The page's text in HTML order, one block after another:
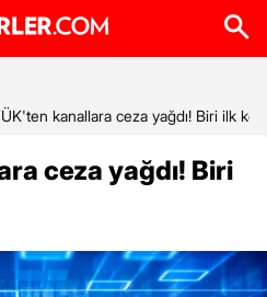
kanallara ceza yağdı! Biri ilk
ceza yağdı! Biri